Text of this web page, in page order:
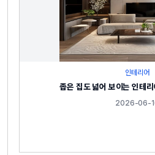
인테리어
좁은 집도 넓어 보이는 인테
2026-06-